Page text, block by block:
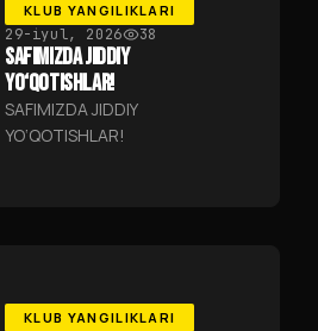
KLUB YANGILIKLARI
29-iyul, 2026 38
SAFIMIZDA JIDDIY
YO‘QOTISHLAR!
SAFIMIZDA JIDDIY
YO‘QOTISHLAR!
KLUB YANGILIKLARI